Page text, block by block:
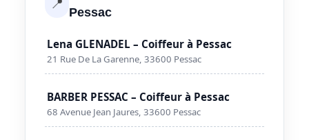
Pessac
Lena GLENADEL – Coiffeur à Pessac
21 Rue De La Garenne, 33600 Pessac
BARBER PESSAC – Coiffeur à Pessac
68 Avenue Jean Jaures, 33600 Pessac